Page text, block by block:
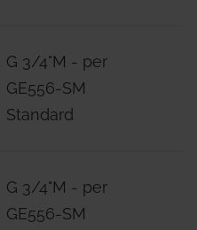
DOPPIO
dei satelliti di
per connessioni
G 3/4"M - per
GE556-SM
Standard
G 3/4"M - per
GE556-SM